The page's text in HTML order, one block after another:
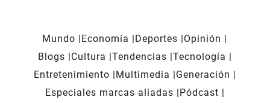
Mundo Economía Deportes
Opinión
Blogs
Cultura Tendencias Tecnología
Entretenimiento
Multimedia
Generación
Especiales marcas aliadas
Pódcast